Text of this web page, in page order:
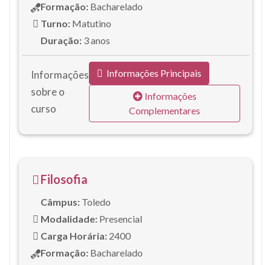
Formação: Bacharelado
Turno: Matutino
Duração: 3 anos
Informações
sobre o
curso
Informações Principais
Informações
Complementares
Filosofia
Câmpus: Toledo
Modalidade: Presencial
Carga Horária: 2400
Formação: Bacharelado